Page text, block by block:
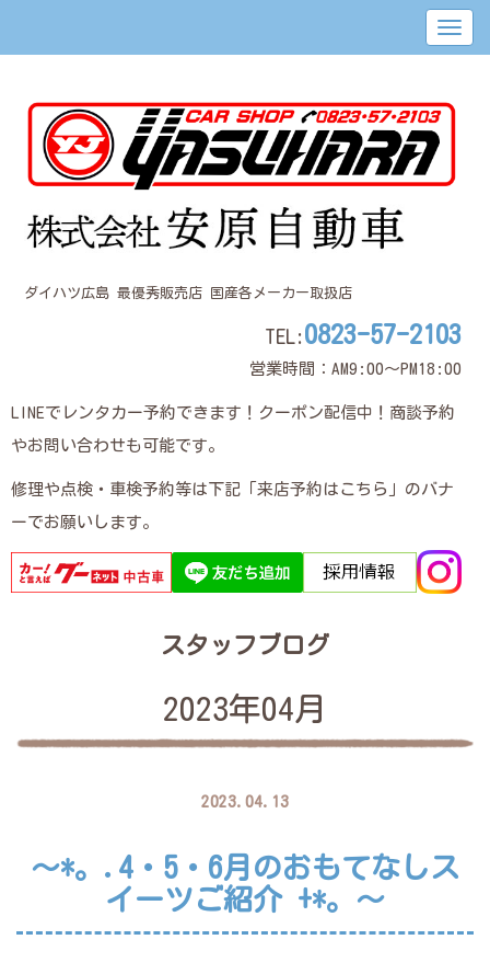
ダイハツ広島 最優秀販売店 国産各メーカー取扱店
TEL: 0823-57-2103
営業時間：AM9:00～PM18:00
LINEでレンタカー予約できます！クーポン配信中！商談予約
やお問い合わせも可能です。
修理や点検・車検予約等は下記「来店予約はこちら」のバナ
ーでお願いします。
スタッフブログ
2023年04月
2023.04.13
～*。.4・5・6月のおもてなしス
イーツご紹介 +*。～